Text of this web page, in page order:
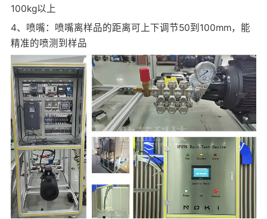
100kg以上
4、喷嘴：喷嘴离样品的距离可上下调节50到100mm，能
精准的喷测到样品